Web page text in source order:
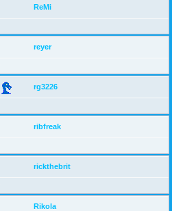
ReMi
reyer
rg3226
ribfreak
rickthebrit
Rikola